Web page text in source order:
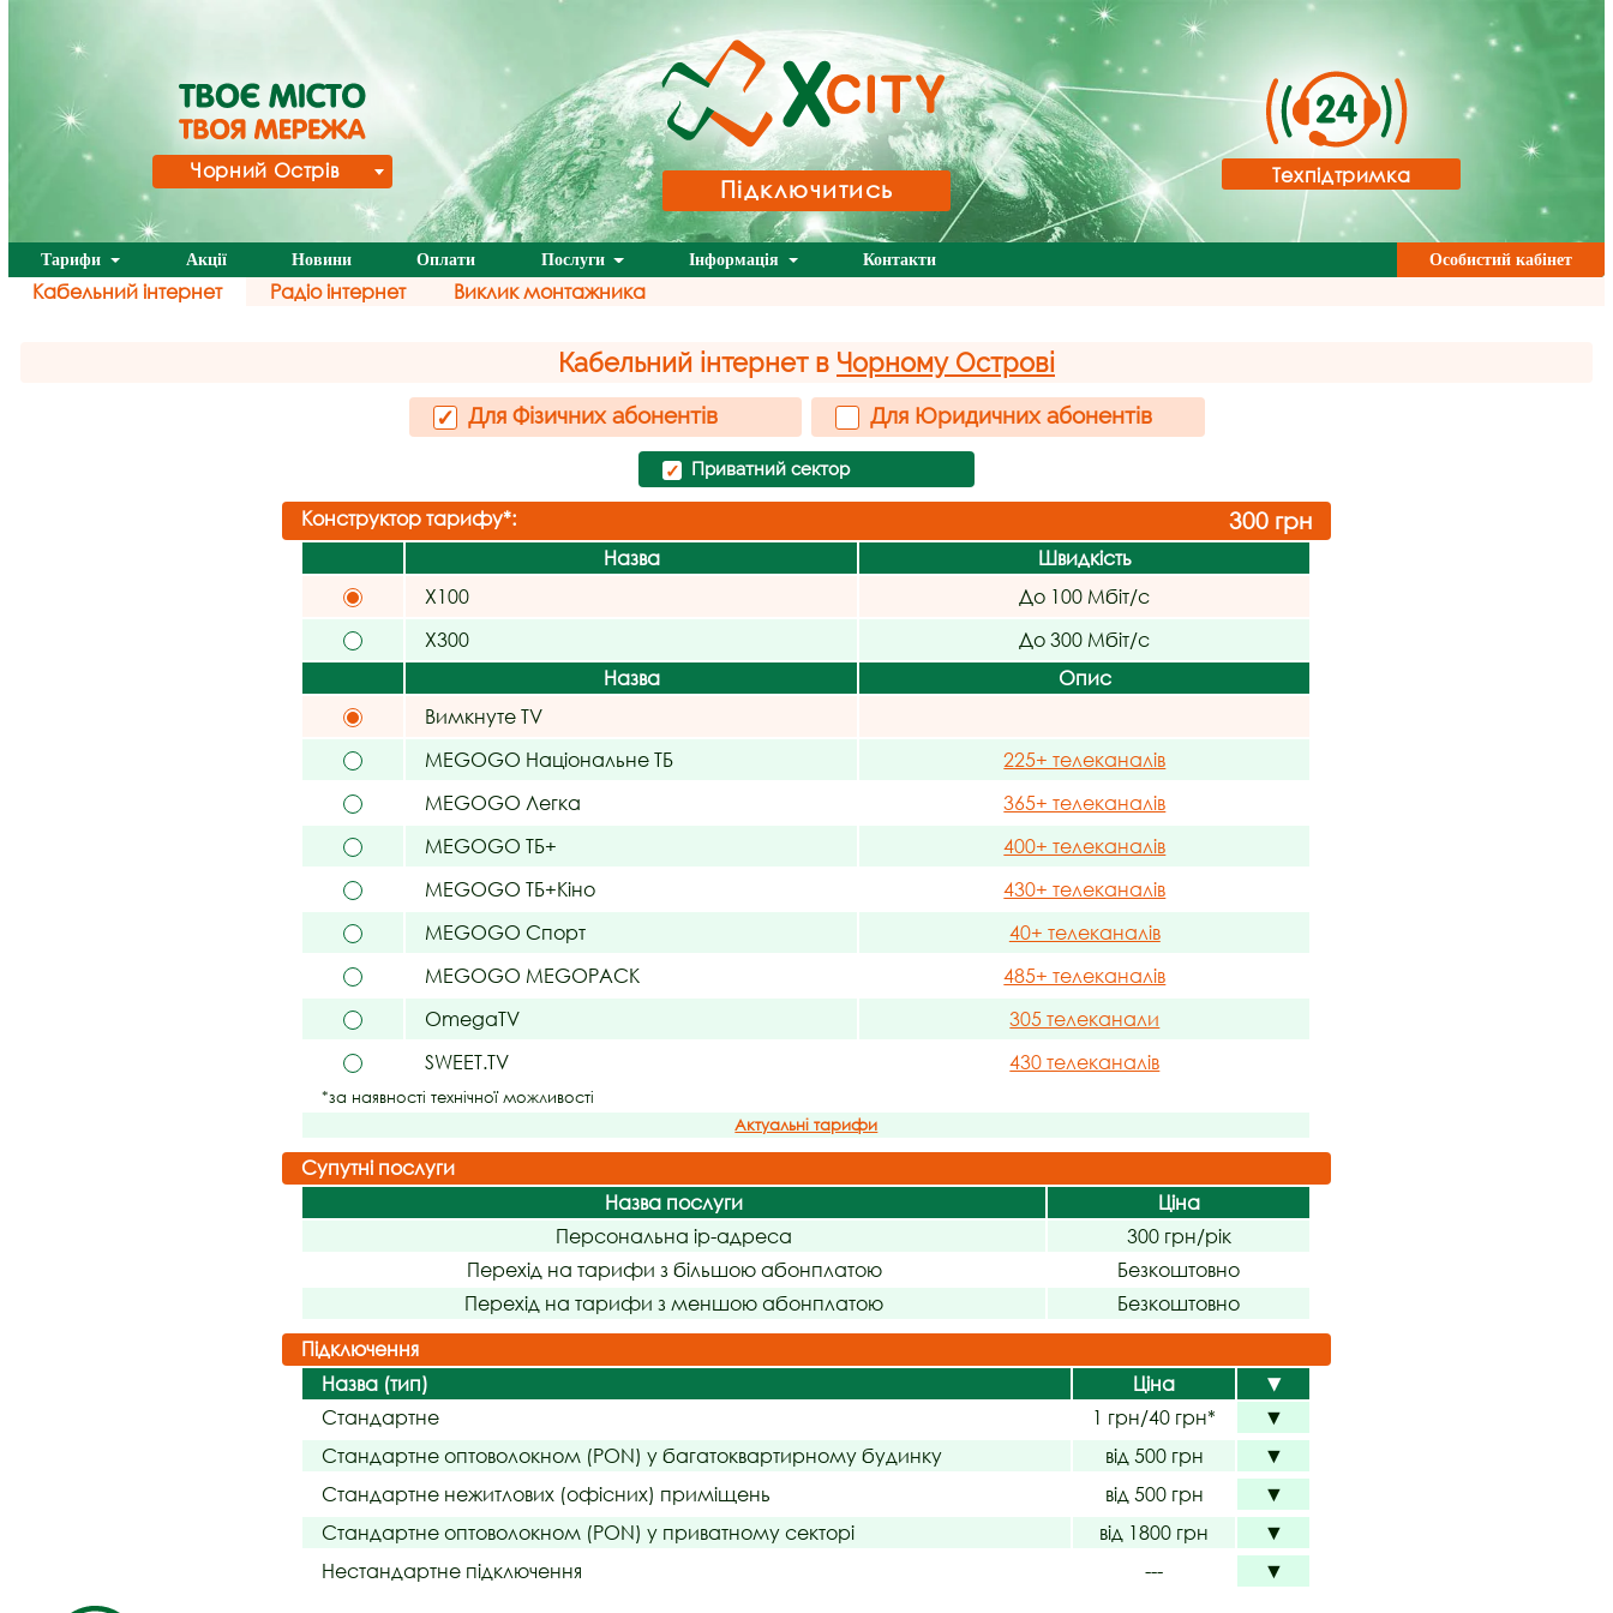
Підключитись
Чорний Острів Техпідтримка
Тарифи Акції Новини Оплати Послуги Інформація Контакти Особистий кабінет
Кабельний інтернет Радіо інтернет Виклик монтажника
Кабельний інтернет в Чорному Острові
✓ Для Фізичних абонентів Для Юридичних абонентів
✓ Приватний сектор
Конструктор тарифу*: 300грн
Назва
Швидкість
X100
До 100 Мбіт/с
X300
До 300 Мбіт/с
Назва
Опис
Вимкнуте TV
MEGOGO Національне ТБ
225+ телеканалів
MEGOGO Легка
365+ телеканалів
MEGOGO ТБ+
400+ телеканалів
MEGOGO ТБ+Кіно
430+ телеканалів
MEGOGO Спорт
40+ телеканалів
MEGOGO MEGOPACK
485+ телеканалів
OmegaTV
305 телеканали
SWEET.TV
430 телеканалів
*за наявності технічної можливості
Актуальні тарифи
Супутні послуги
Назва послуги
Ціна
Персональна ip-адреса
300 грн/рік
Перехід на тарифи з більшою абонплатою
Безкоштовно
Перехід на тарифи з меншою абонплатою
Безкоштовно
Підключення
Назва (тип)
Ціна ▼
Стандартне 1 грн/40 грн* ▼
Стандартне оптоволокном (PON) у багатоквартирному будинку від 500 грн ▼
Стандартне нежитлових (офісних) приміщень від 500 грн ▼
Стандартне оптоволокном (PON) у приватному секторі від 1800 грн ▼
Нестандартне підключення --- ▼